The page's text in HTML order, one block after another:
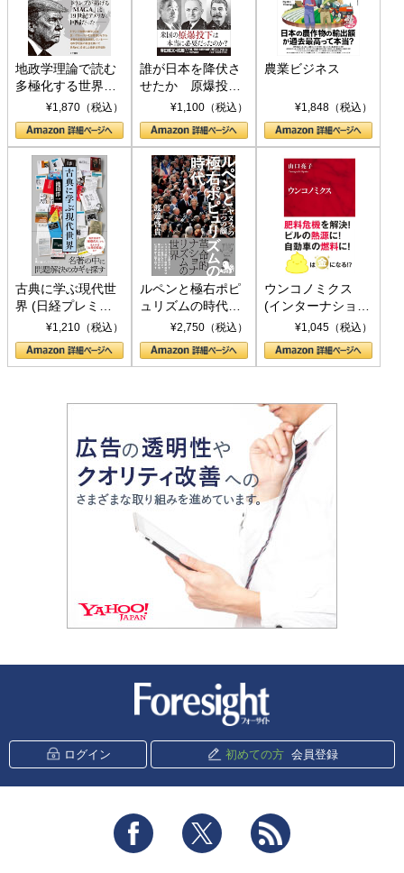
地政学理論で読む
多極化する世界：
トランプとBRICS
の挑戦
¥1,870（税込）
誰が日本を降伏さ
せたか 原爆投
下、ソ連参戦、そ
して聖断 (PHP新
書)
¥1,100（税込）
農業ビジネス
¥1,848（税込）
古典に学ぶ現代世
界 (日経プレミア
シリーズ)¥1,210（税込）
ルペンと極右ポピ
ュリズムの時代：
〈ヤヌス〉の二つ
の顔
¥2,750（税込）
ウンコノミクス
(インターナショナ
ル新書)¥1,045（税込）
ログイン 初めての方 会員登録
Facebook Twitter